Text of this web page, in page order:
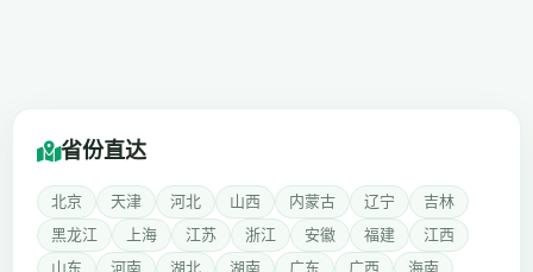
省份直达
北京 天津 河北 山西 内蒙古 辽宁
吉林
黑龙江
上海 江苏 浙江 安徽 福建
江西
山东
河南 湖北 湖南 广东 广西
海南